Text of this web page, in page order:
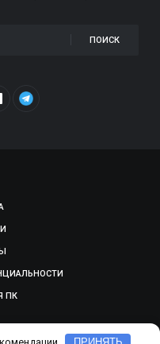
ПОИСК
ПК
СДЕЛАНО ВADEPTUM